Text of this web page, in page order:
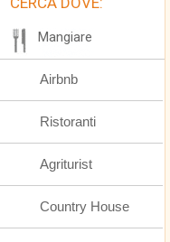
Mangiare
Airbnb
Ristoranti
Agriturist
Country House